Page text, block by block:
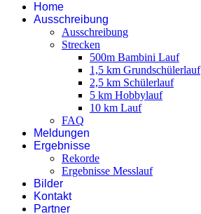
Home
Ausschreibung
Ausschreibung
Strecken
500m Bambini Lauf
1,5 km Grundschülerlauf
2,5 km Schülerlauf
5 km Hobbylauf
10 km Lauf
FAQ
Meldungen
Ergebnisse
Rekorde
Ergebnisse Messlauf
Bilder
Kontakt
Partner